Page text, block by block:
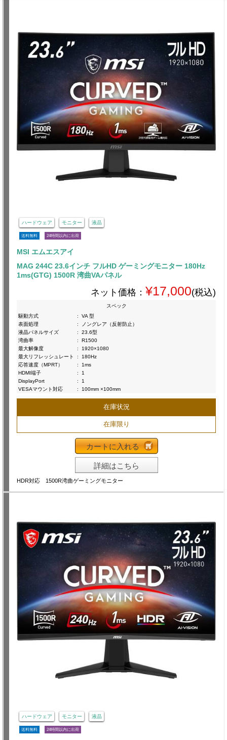
ハードウェア モニター 液晶
送料無料 24時間以内に出荷
MSI エムエスアイ
MAG 244C 23.6インチ フルHD ゲーミングモニター 180Hz
1ms(GTG) 1500R 湾曲VAパネル
ネット価格： ¥17,000(税込)
スペック
駆動方式
:
VA 型
表面処理
:
ノングレア（反射防止）
液晶パネルサイズ
:
23.6型
湾曲率
:
R1500
最大解像度
:
1920×1080
最大リフレッシュレート
:
180Hz
応答速度（MPRT）
:
1ms
HDMI端子
:
1
DisplayPort
:
1
VESAマウント対応
: 100mm ×100mm
在庫状況
在庫限り
カートに入れる
詳細はこちら
HDR対応 1500R湾曲ゲーミングモニター
ハードウェア モニター 液晶
送料無料 24時間以内に出荷